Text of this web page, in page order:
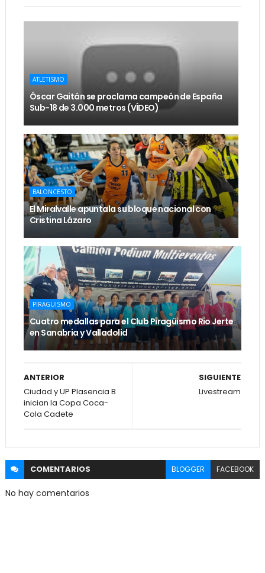
ATLETISMO
Óscar Gaitán se proclama campeón de España
Sub-18 de 3.000 metros (VÍDEO)
BALONCESTO
El Miralvalle apuntala su bloque nacional con
Cristina Lázaro
PIRAGUISMO
Cuatro medallas para el Club Piragüismo Rio Jerte
en Sanabria y Valladolid
SIGUIENTE
Livestream
ANTERIOR
Ciudad y UP Plasencia B
inician la Copa Coca-
Cola Cadete
COMENTARIOS BLOGGER FACEBOOK
No hay comentarios